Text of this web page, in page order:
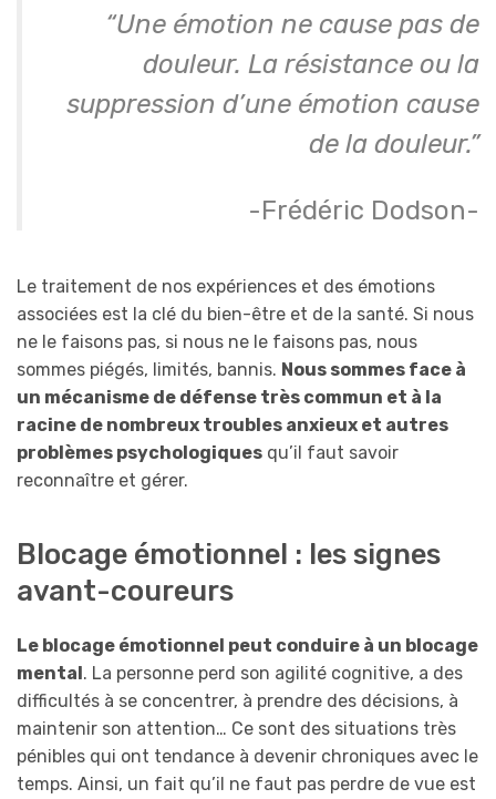
“Une émotion ne cause pas de
douleur. La résistance ou la
suppression d’une émotion cause
de la douleur.”
-Frédéric Dodson-
Le traitement de nos expériences et des émotions
associées est la clé du bien-être et de la santé. Si nous
ne le faisons pas, si nous ne le faisons pas, nous
sommes piégés, limités, bannis. Nous sommes face à
un mécanisme de défense très commun et à la
racine de nombreux troubles anxieux et autres
problèmes psychologiques qu’il faut savoir
reconnaître et gérer.
Blocage émotionnel : les signes
avant-coureurs
Le blocage émotionnel peut conduire à un blocage
mental. La personne perd son agilité cognitive, a des
difficultés à se concentrer, à prendre des décisions, à
maintenir son attention… Ce sont des situations très
pénibles qui ont tendance à devenir chroniques avec le
temps. Ainsi, un fait qu’il ne faut pas perdre de vue est